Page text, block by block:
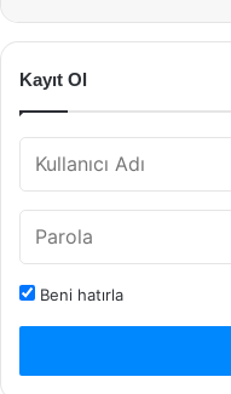
Kayıt Ol
Beni hatırla